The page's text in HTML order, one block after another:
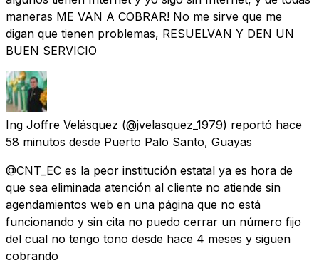
maneras ME VAN A COBRAR! No me sirve que me
digan que tienen problemas, RESUELVAN Y DEN UN
BUEN SERVICIO
Ing Joffre Velásquez (@jvelasquez_1979) reportó hace
58 minutos desde Puerto Palo Santo, Guayas
@CNT_EC es la peor institución estatal ya es hora de
que sea eliminada atención al cliente no atiende sin
agendamientos web en una página que no está
funcionando y sin cita no puedo cerrar un número fijo
del cual no tengo tono desde hace 4 meses y siguen
cobrando